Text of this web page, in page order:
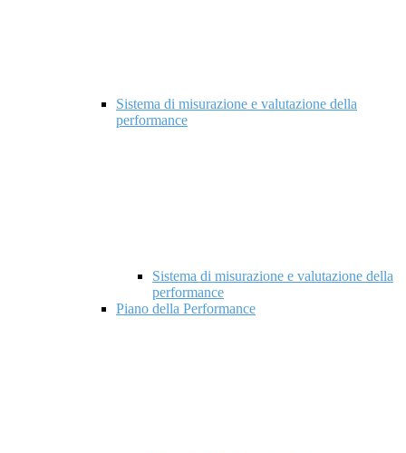
Sistema di misurazione e valutazione della
performance
Sistema di misurazione e valutazione della
performance
Piano della Performance